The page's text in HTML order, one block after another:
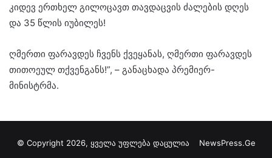
კიდევ ერთხელ გილოცავთ თავდაცვის ძალების დღეს
და 35 წლის იუბილეს!
ღმერთი ფარავდეს ჩვენს ქვეყანას, ღმერთი ფარავდეს
თითოეულ თქვენგანს!”, – განაცხადა პრემიერ-
მინისტრმა.
© Copyright 2026, ყველა უფლება დაცულია NewsPress.Ge